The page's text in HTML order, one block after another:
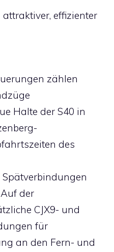
effizienter
zählen
Halte der S40 in
des
der
CJX9- und
für
an den Fern- und